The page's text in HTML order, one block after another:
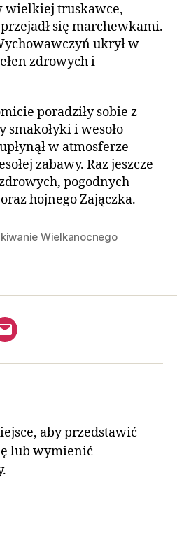
wielkiej truskawce,
się marchewkami.
ukrył w
zdrowych i
poradziły sobie z
smakołyki i wesoło
w atmosferze
zabawy. Raz jeszcze
pogodnych
hojnego Zajączka.
Wielkanocnego
aby przedstawić
lub wymienić